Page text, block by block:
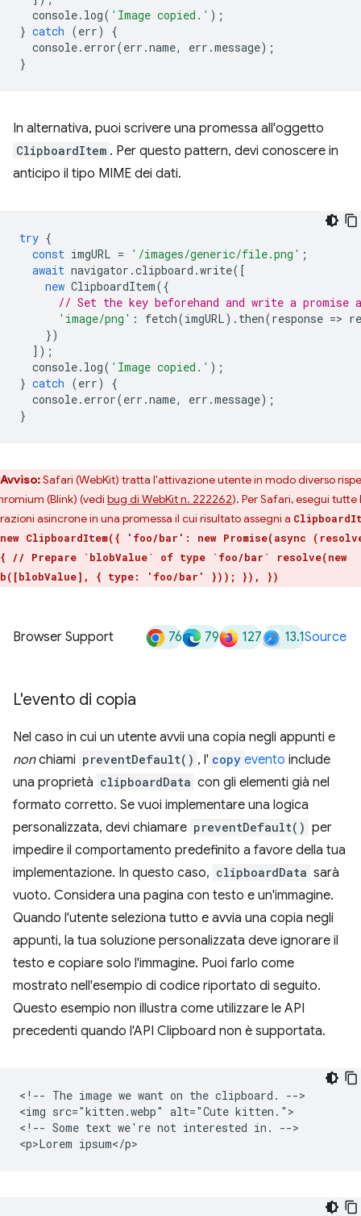
console. log( 'Image copied.' );
} catch (err)
{
console. error(err .name, err .message);
}
In alternativa, puoi scrivere una promessa all'oggetto
ClipboardItem . Per questo pattern, devi conoscere in
anticipo il tipo MIME dei dati.
try {
const imgURL = '/images/generic/file.png' ;
await navigator .clipboard .write([
new ClipboardItem({
// Set the key beforehand and write a promise
'image/png' : fetch(imgURL). then(response =>
})
]);
console. log( 'Image copied.' );
} catch (err)
{
console. error(err .name, err .message);
}
Avviso:Safari (WebKit) tratta l'attivazione utente in modo diverso
(Blink) (vedi bug di WebKit n. 222262). Per Safari, esegui tutte
asincrone in una promessa il cui risultato assegni a
ClipboardItem({ 'foo/bar': new Promise(async
// Prepare `blobValue` of type `foo/bar` resolve(new
{ type: 'foo/bar' })); }), })
Browser Support 76 79 127 13.1Source
L'evento di copia
Nel caso in cui un utente avvii una copia negli appunti e
nonchiami preventDefault() , l' copy evento include
una proprietà clipboardData con gli elementi già nel
formato corretto. Se vuoi implementare una logica
personalizzata, devi chiamare preventDefault() per
impedire il comportamento predefinito a favore della tua
implementazione. In questo caso, clipboardData sarà
vuoto. Considera una pagina con testo e un'immagine.
Quando l'utente seleziona tutto e avvia una copia negli
appunti, la tua soluzione personalizzata deve ignorare il
testo e copiare solo l'immagine. Puoi farlo come
mostrato nell'esempio di codice riportato di seguito.
Questo esempio non illustra come utilizzare le API
precedenti quando l'API Clipboard non è supportata.
<!-- The image we want on the clipboard. -->
<img src="kitten.webp" alt="Cute kitten.">
<!-- Some text we're not interested in. -->